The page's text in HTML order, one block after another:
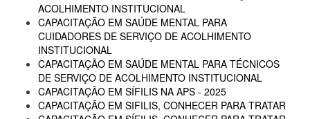
ACOLHIMENTO INSTITUCIONAL
CAPACITAÇÃO EM SAÚDE MENTAL PARA
CUIDADORES DE SERVIÇO DE ACOLHIMENTO
INSTITUCIONAL
CAPACITAÇÃO EM SAÚDE MENTAL PARA TÉCNICOS
DE SERVIÇO DE ACOLHIMENTO INSTITUCIONAL
CAPACITAÇÃO EM SÍFILIS NA APS - 2025
CAPACITAÇÃO EM SIFILIS, CONHECER PARA TRATAR